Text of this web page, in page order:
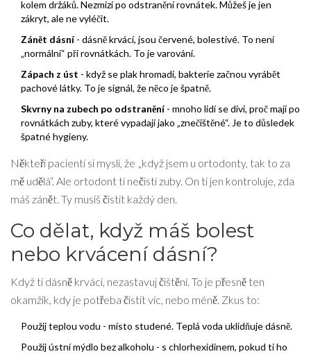
kolem držáků. Nezmizí po odstranění rovnátek. Můžeš je jen
zákryt, ale ne vyléčit.
Zánět dásní - dásně krvácí, jsou červené, bolestivé. To není
„normální“ při rovnátkách. To je varování.
Zápach z úst - když se plak hromadí, bakterie začnou vyrábět
pachové látky. To je signál, že něco je špatně.
Skvrny na zubech po odstranění - mnoho lidí se diví, proč mají po
rovnátkách zuby, které vypadají jako „znečištěné“. Je to důsledek
špatné hygieny.
Někteří pacienti si myslí, že „když jsem u ortodonty, tak to za
mě udělá“. Ale ortodont ti nečistí zuby. On ti jen kontroluje, zda
máš zánět. Ty musíš čistit každý den.
Co dělat, když máš bolest
nebo krvácení dásní?
Když ti dásně krvácí, nezastavuj čištění. To je přesně ten
okamžik, kdy je potřeba čistit víc, nebo méně. Zkus to:
Použij teplou vodu - místo studené. Teplá voda uklidňuje dásně.
Použij ústní mýdlo bez alkoholu - s chlorhexidinem, pokud ti ho